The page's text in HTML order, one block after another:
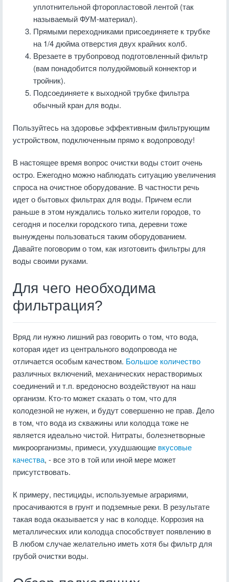
уплотнительной фторопластовой лентой (так
называемый ФУМ-материал).
Прямыми переходниками присоединяете к трубке
на 1/4 дюйма отверстия двух крайних колб.
Врезаете в трубопровод подготовленный фильтр
(вам понадобится полудюймовый коннектор и
тройник).
Подсоединяете к выходной трубке фильтра
обычный кран для воды.
Пользуйтесь на здоровье эффективным фильтрующим
устройством, подключенным прямо к водопроводу!
В настоящее время вопрос очистки воды стоит очень
остро. Ежегодно можно наблюдать ситуацию увеличения
спроса на очистное оборудование. В частности речь
идет о бытовых фильтрах для воды. Причем если
раньше в этом нуждались только жители городов, то
сегодня и поселки городского типа, деревни тоже
вынуждены пользоваться таким оборудованием.
Давайте поговорим о том, как изготовить фильтры для
воды своими руками.
Для чего необходима
фильтрация?
Вряд ли нужно лишний раз говорить о том, что вода,
которая идет из центрального водопровода не
отличается особым качеством. Большое количество
различных включений, механических нерастворимых
соединений и т.п. вредоносно воздействуют на наш
организм. Кто-то может сказать о том, что для
колодезной не нужен, и будут совершенно не прав. Дело
в том, что вода из скважины или колодца тоже не
является идеально чистой. Нитраты, болезнетворные
микроорганизмы, примеси, ухудшающие вкусовые
качества, - все это в той или иной мере может
присутствовать.
К примеру, пестициды, используемые аграриями,
просачиваются в грунт и подземные реки. В результате
такая вода оказывается у нас в колодце. Коррозия на
металлических или колодца способствует появлению в
В любом случае желательно иметь хотя бы фильтр для
грубой очистки воды.